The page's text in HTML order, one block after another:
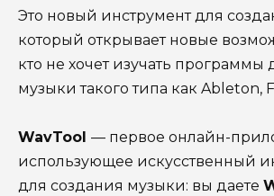
Это новый инструмент для
который открывает новые
кто не хочет изучать программы
музыки такого типа как Ableton,
WavTool — первое онлайн-
использующее искусственный
для создания музыки: вы даете